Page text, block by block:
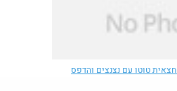
טוטו עם נצנצים והדפס